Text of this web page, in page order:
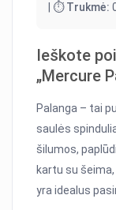
⏱️ Trukmė:
Ieškote
„Mercure
Palanga – tai
saulės
šilumos,
kartu su
yra idealus